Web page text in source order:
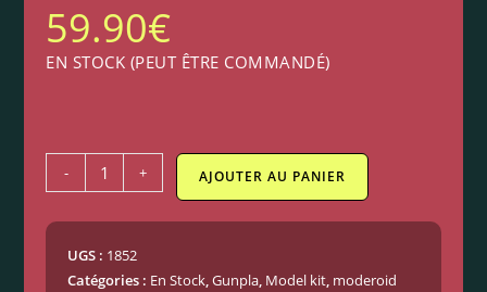
59.90€
EN STOCK (PEUT ÊTRE COMMANDÉ)
- + AJOUTER AU PANIER
UGS : 1852
Catégories : En Stock,Gunpla, Model kit, moderoid